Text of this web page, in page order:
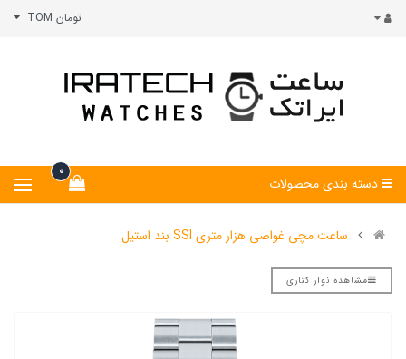
تومان TOM
0
دسته بندی محصولات
ساعت مچی غواصی هزار متری SSI بند استیل
مشاهده نوار کناری